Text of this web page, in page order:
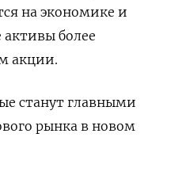
на экономике и
активы более
акции.
станут главными
рынка в новом